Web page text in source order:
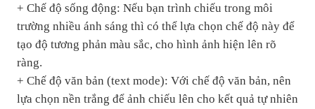
+ Chế độ sống động: Nếu bạn trình chiếu trong môi
trường nhiều ánh sáng thì có thể lựa chọn chế độ này để
tạo độ tương phản màu sắc, cho hình ảnh hiện lên rõ
ràng.
+ Chế độ văn bản (text mode): Với chế độ văn bản, nên
lựa chọn nền trắng để ảnh chiếu lên cho kết quả tự nhiên